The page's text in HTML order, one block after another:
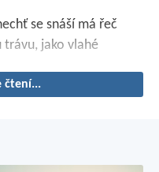
se snáší má řeč
trávu, jako vlahé
čtení...